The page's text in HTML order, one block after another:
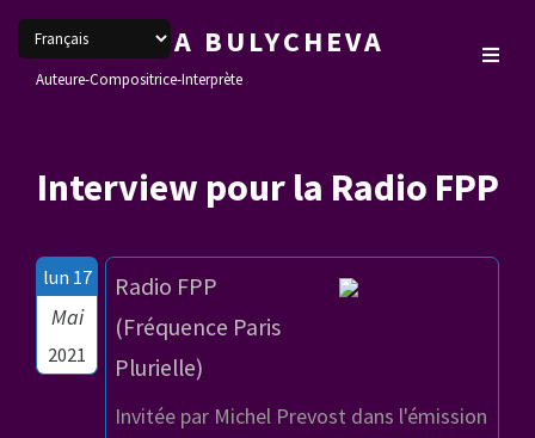
VERONIKA BULYCHEVA
Auteure-Compositrice-Interprète
Interview pour la Radio FPP
lun 17
Mai
2021
Radio FPP
(Fréquence Paris
Plurielle)
Invitée par Michel Prevost dans l'émission